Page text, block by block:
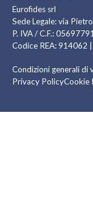
Eurofides srl
Sede Legale: via
P. IVA / C.F.:
Codice REA: 914062
Condizioni generali di
Privacy PolicyCookie